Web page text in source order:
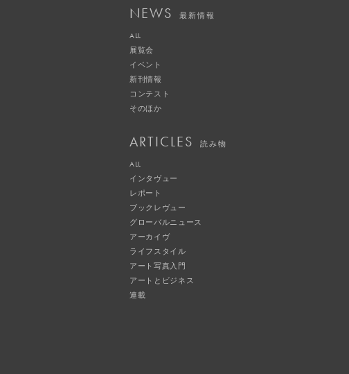
NEWS 最新情報
ALL
展覧会
イベント
新刊情報
コンテスト
そのほか
ARTICLES 読み物
ALL
インタヴュー
レポート
ブックレヴュー
グローバルニュース
アーカイヴ
ライフスタイル
アート写真入門
アートとビジネス
連載